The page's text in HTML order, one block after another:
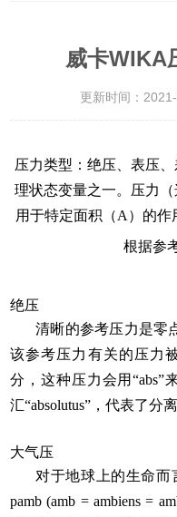
威卡WIKA
更新时间：
压力类型：绝压、表压
理状态变量之一。压力
用于特定面积（A）的作
根据参
绝压
清晰的参考压力是零
该参考压力有关的压力
分，这种压力会用“abs”
汇“absolutus”，代表了分
大气压
对于地球上的生命而
pamb (amb = ambiens =